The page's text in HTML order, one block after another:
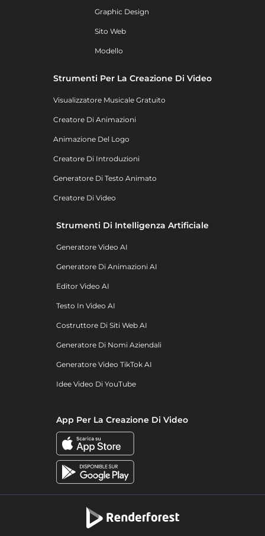
Graphic Design
Sito Web
Modello
Strumenti Per La Creazione Di Video
Visualizzatore Musicale Gratuito
Creatore Di Animazioni
Animazione Del Logo
Creatore Di Introduzioni
Generatore Di Testo Animato
Creatore Di Video
Strumenti Di Intelligenza Artificiale
Generatore Video AI
Generatore Di Animazioni AI
Editor Video AI
Testo In Video AI
Costruttore Di Siti Web AI
Generatore Di Nomi Aziendali
Generatore Video TikTok AI
Idee Video Di YouTube
App Per La Creazione Di Video